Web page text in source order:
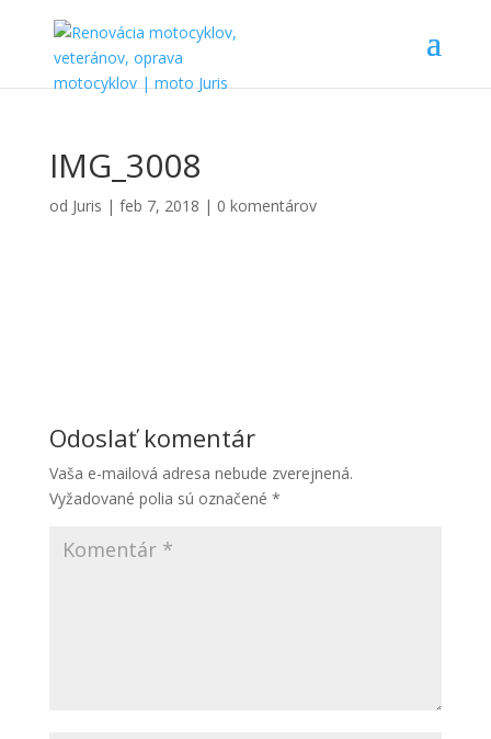
IMG_3008
od Juris | feb 7, 2018 | 0 komentárov
Odoslať komentár
Vaša e-mailová adresa nebude zverejnená.
Vyžadované polia sú označené *